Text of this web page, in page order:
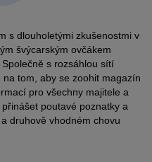
s dlouholetými zkušenostmi v
švýcarským ovčákem
s rozsáhlou sítí
tom, aby se zoohit magazín
pro všechny majitele a
poutavé poznatky a
druhově vhodném chovu